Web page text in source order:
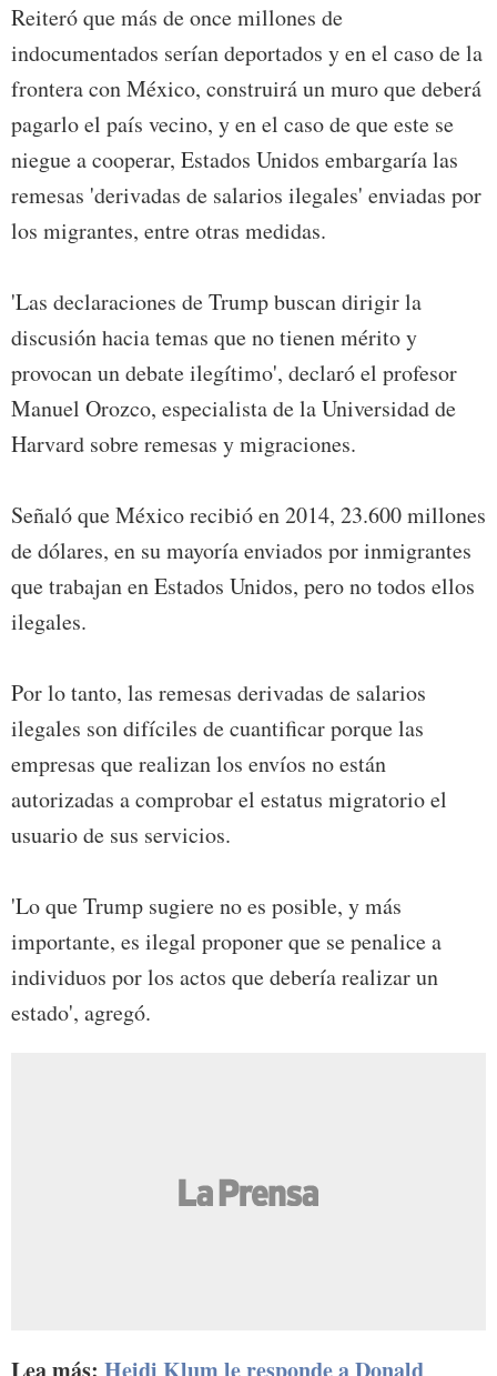
Reiteró que más de once millones de
indocumentados serían deportados y en el caso de la
frontera con México, construirá un muro que deberá
pagarlo el país vecino, y en el caso de que este se
niegue a cooperar, Estados Unidos embargaría las
remesas 'derivadas de salarios ilegales' enviadas por
los migrantes, entre otras medidas.
'Las declaraciones de Trump buscan dirigir la
discusión hacia temas que no tienen mérito y
provocan un debate ilegítimo', declaró el profesor
Manuel Orozco, especialista de la Universidad de
Harvard sobre remesas y migraciones.
Señaló que México recibió en 2014, 23.600 millones
de dólares, en su mayoría enviados por inmigrantes
que trabajan en Estados Unidos, pero no todos ellos
ilegales.
Por lo tanto, las remesas derivadas de salarios
ilegales son difíciles de cuantificar porque las
empresas que realizan los envíos no están
autorizadas a comprobar el estatus migratorio el
usuario de sus servicios.
'Lo que Trump sugiere no es posible, y más
importante, es ilegal proponer que se penalice a
individuos por los actos que debería realizar un
estado', agregó.
Lea más: Heidi Klum le responde a Donald